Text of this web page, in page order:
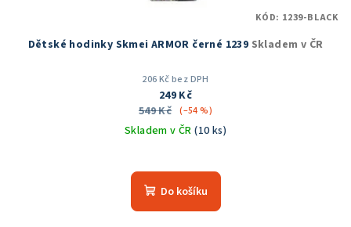
Dětské hodinky Skmei ARMOR černé 1239 Skladem v ČR
206 Kč bez DPH
249 Kč
549 Kč (–54 %)
Skladem v ČR(10 ks)
hodnocení
produktu
Do košíku
KÓD: 1239-BLACK